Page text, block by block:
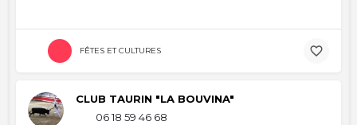
FÊTES ET CULTURES
CLUB TAURIN "LA BOUVINA"
06 18 59 46 68